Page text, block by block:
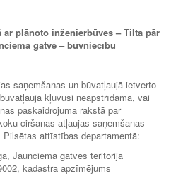
plānoto inženierbūves – Tilta pār
gatvē – būvniecību
saņemšanas un būvatļaujā ietverto
kļuvusi neapstrīdama, vai
paskaidrojuma rakstā par
ciršanas atļaujas saņemšanas
attīstības departamentā:
Jaunciema gatves teritorijā
kadastra apzīmējums